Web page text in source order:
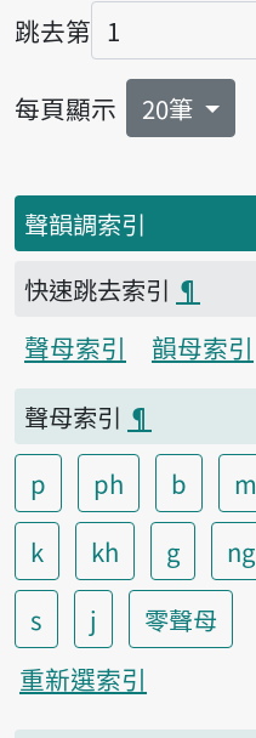
跳去第
頁碼
每頁顯示 20筆
聲韻調索引
快速跳去索引 ¶
聲母索引
韻母索引
聲母索引 ¶
p
ph b m
k
kh g ng
s
j
零聲母
重新選索引